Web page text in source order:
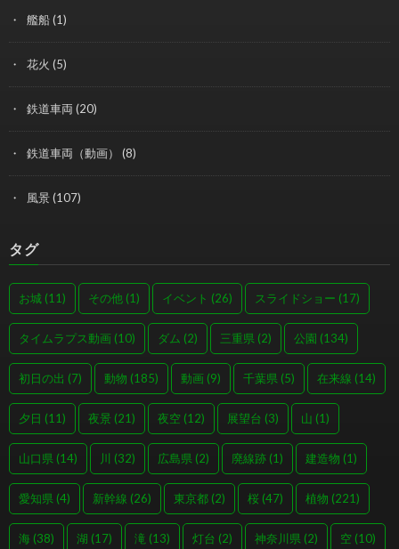
艦船(1)
花火 (5)
鉄道車両 (20)
鉄道車両（動画） (8)
風景(107)
タグ
お城 (11) その他 (1) イベント (26) スライドショー (17)
タイムラプス動画 (10) ダム (2) 三重県 (2) 公園 (134)
初日の出 (7) 動物 (185) 動画 (9) 千葉県 (5) 在来線 (14)
夕日 (11) 夜景 (21) 夜空 (12) 展望台 (3) 山 (1)
山口県 (14) 川 (32) 広島県 (2) 廃線跡 (1) 建造物 (1)
愛知県 (4) 新幹線 (26) 東京都 (2) 桜 (47) 植物 (221)
海 (38) 湖 (17) 滝 (13) 灯台 (2) 神奈川県 (2) 空 (10)